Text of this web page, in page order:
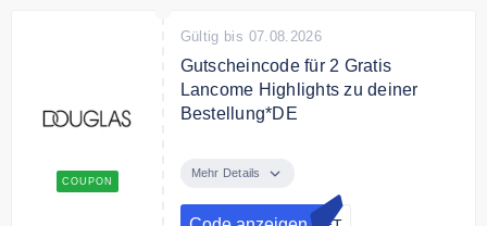
89€ MBW. Nur solange der Vorrat
reicht und nur ein Geschenk pro
Kund*in.
COUPON
Gültig bis 07.08.2026
Gutscheincode für 2 Gratis
Lancome Highlights zu deiner
Bestellung*DE
Gratis Lancome Highlights zu
Mehr Details